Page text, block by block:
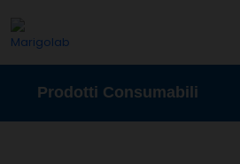
Prodotti Consumabili